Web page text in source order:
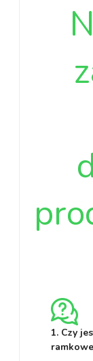
1. Czy